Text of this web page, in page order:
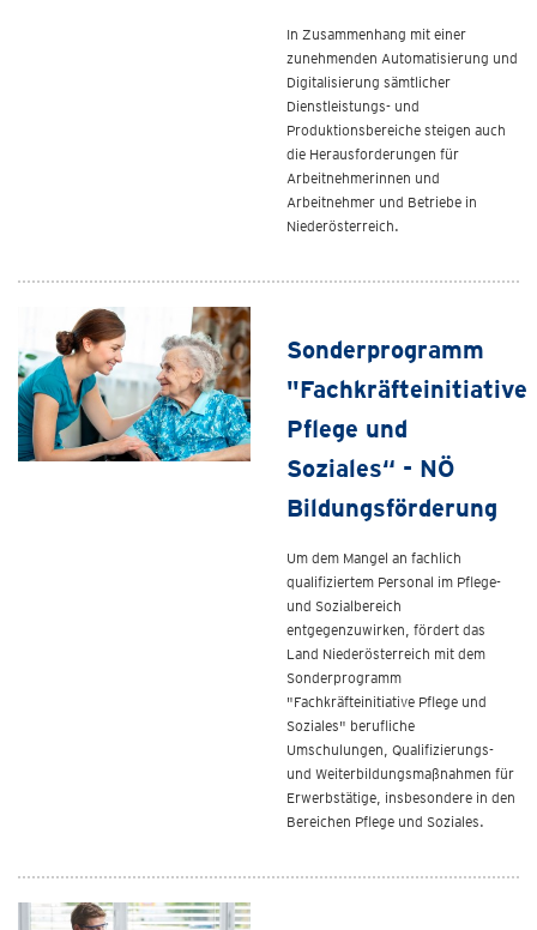
In Zusammenhang mit einer
zunehmenden Automatisierung und
Digitalisierung sämtlicher
Dienstleistungs- und
Produktionsbereiche steigen auch
die Herausforderungen für
Arbeitnehmerinnen und
Arbeitnehmer und Betriebe in
Niederösterreich.
Sonderprogramm
"Fachkräfteinitiative
Pflege und
Soziales“ - NÖ
Bildungsförderung
Um dem Mangel an fachlich
qualifiziertem Personal im Pflege-
und Sozialbereich
entgegenzuwirken, fördert das
Land Niederösterreich mit dem
Sonderprogramm
"Fachkräfteinitiative Pflege und
Soziales" berufliche
Umschulungen, Qualifizierungs-
und Weiterbildungsmaßnahmen für
Erwerbstätige, insbesondere in den
Bereichen Pflege und Soziales.